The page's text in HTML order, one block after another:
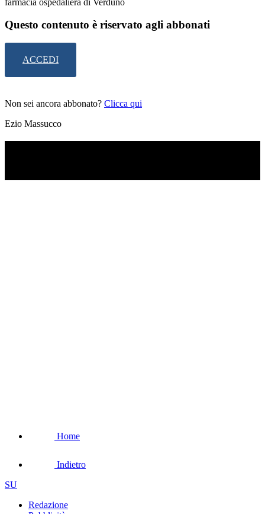
Questo contenuto è riservato agli abbonati
ACCEDI
Non sei ancora abbonato? Clicca qui
Ezio Massucco
Home
Indietro
SU
Redazione